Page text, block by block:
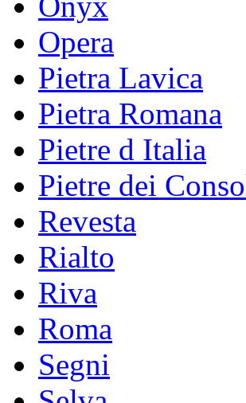
Opera
Pietra Lavica
Pietra Romana
Pietre d Italia
Pietre dei
Revesta
Rialto
Riva
Roma
Segni